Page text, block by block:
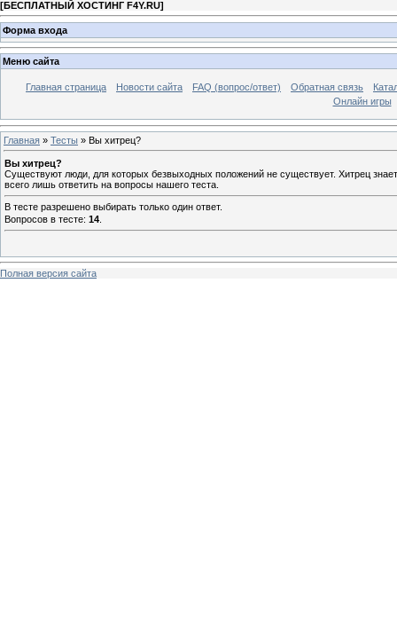
[БЕСПЛАТНЫЙ ХОСТИНГ F4Y.RU]
Форма входа
Меню сайта
Главная страница Новости сайта FAQ (вопрос/ответ) Обратная связь
Онлайн игры
Главная » Тесты » Вы хитрец?
Вы хитрец?
Существуют люди, для которых безвыходных положений не существует. Хитрец
всего лишь ответить на вопросы нашего теста.
В тесте разрешено выбирать только один ответ.
Вопросов в тесте: 14
Полная версия сайта